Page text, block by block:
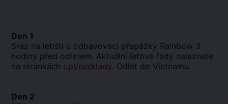
Den 1
Sraz na letišti u odbavovací přepážky Rainbow 3
hodiny před odletem. Aktuální letové řády naleznete
na stránkách r.pl/rozklady. Odlet do Vietnamu.
Den 2